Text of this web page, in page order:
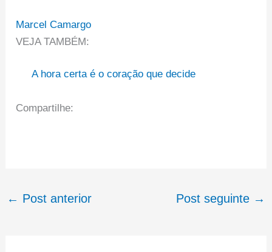
Marcel Camargo
VEJA TAMBÉM:
A hora certa é o coração que decide
Compartilhe:
← Post anterior Post seguinte →